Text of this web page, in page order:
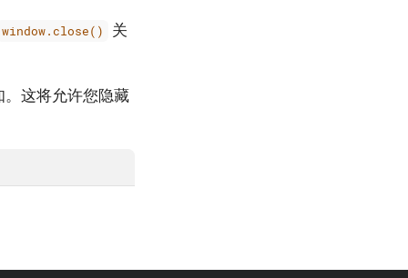
window.close() 关
这将允许您隐藏